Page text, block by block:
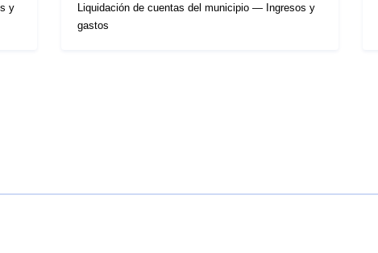
y
Liquidación de cuentas del municipio — Ingresos y
gastos